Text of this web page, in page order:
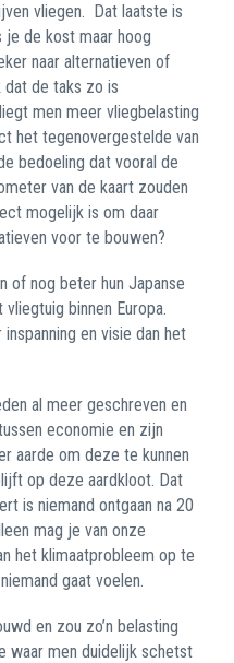
vliegen. Dat laatste is
je de kost maar hoog
naar alternatieven of
dat de taks zo is
men meer vliegbelasting
het tegenovergestelde van
bedoeling dat vooral de
van de kaart zouden
mogelijk is om daar
voor te bouwen?
of nog beter hun Japanse
binnen Europa.
en visie dan het
al meer geschreven en
economie en zijn
aarde om deze te kunnen
op deze aardkloot. Dat
is niemand ontgaan na 20
mag je van onze
het klimaatprobleem op te
gaat voelen.
en zou zo’n belasting
waar men duidelijk schetst